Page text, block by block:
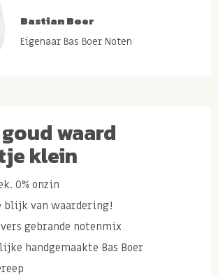
Bastian Boer
Eigenaar Bas Boer Noten
waard
klein
0% onzin
blijk van waardering!
gebrande notenmix
handgemaakte Bas Boer